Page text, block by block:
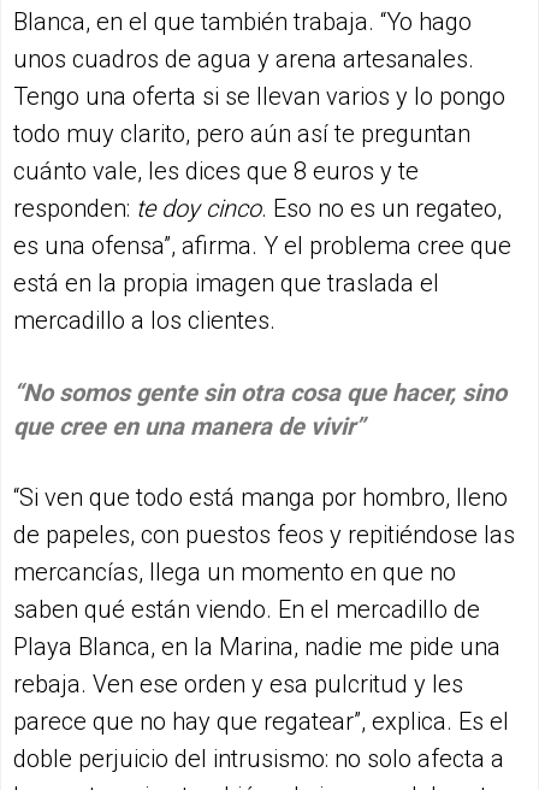
Blanca, en el que también trabaja. “Yo hago
unos cuadros de agua y arena artesanales.
Tengo una oferta si se llevan varios y lo pongo
todo muy clarito, pero aún así te preguntan
cuánto vale, les dices que 8 euros y te
responden: te doy cinco. Eso no es un regateo,
es una ofensa”, afirma. Y el problema cree que
está en la propia imagen que traslada el
mercadillo a los clientes.
“No somos gente sin otra cosa que hacer, sino
que cree en una manera de vivir”
“Si ven que todo está manga por hombro, lleno
de papeles, con puestos feos y repitiéndose las
mercancías, llega un momento en que no
saben qué están viendo. En el mercadillo de
Playa Blanca, en la Marina, nadie me pide una
rebaja. Ven ese orden y esa pulcritud y les
parece que no hay que regatear”, explica. Es el
doble perjuicio del intrusismo: no solo afecta a